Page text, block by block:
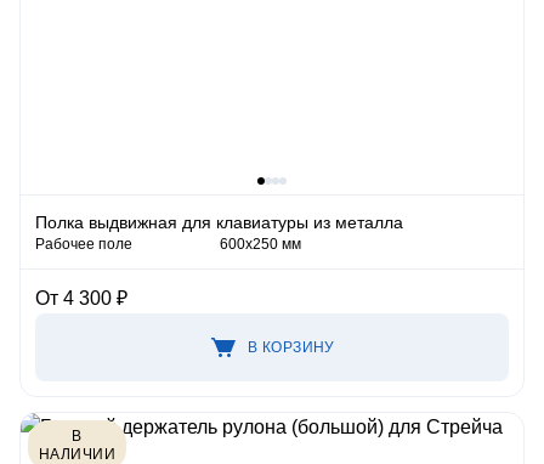
Полка выдвижная для клавиатуры из металла
Рабочее поле 600х250 мм
От 4 300 ₽
В КОРЗИНУ
В
НАЛИЧИИ